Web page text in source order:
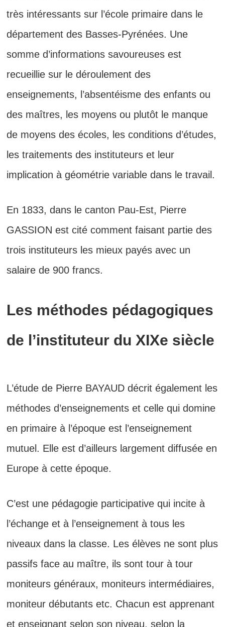
très intéressants sur l’école primaire dans le
département des Basses-Pyrénées. Une
somme d’informations savoureuses est
recueillie sur le déroulement des
enseignements, l’absentéisme des enfants ou
des maîtres, les moyens ou plutôt le manque
de moyens des écoles, les conditions d’études,
les traitements des instituteurs et leur
implication à géométrie variable dans le travail.
En 1833, dans le canton Pau-Est, Pierre
GASSION est cité comment faisant partie des
trois instituteurs les mieux payés avec un
salaire de 900 francs.
Les méthodes pédagogiques
de l’instituteur du XIXe siècle
L’étude de Pierre BAYAUD décrit également les
méthodes d’enseignements et celle qui domine
en primaire à l’époque est l’enseignement
mutuel. Elle est d’ailleurs largement diffusée en
Europe à cette époque.
C’est une pédagogie participative qui incite à
l’échange et à l’enseignement à tous les
niveaux dans la classe. Les élèves ne sont plus
passifs face au maître, ils sont tour à tour
moniteurs généraux, moniteurs intermédiaires,
moniteur débutants etc. Chacun est apprenant
et enseignant selon son niveau, selon la